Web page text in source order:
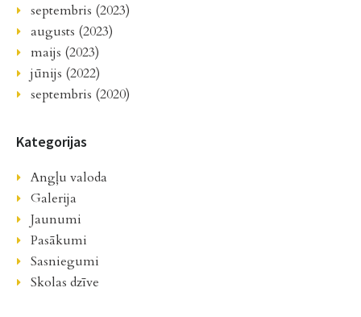
septembris (2023)
augusts (2023)
maijs (2023)
jūnijs (2022)
septembris (2020)
Kategorijas
Angļu valoda
Galerija
Jaunumi
Pasākumi
Sasniegumi
Skolas dzīve